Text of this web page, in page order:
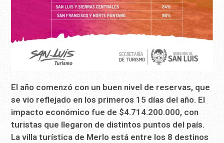
El año comenzó con un buen nivel de reservas, que
se vio reflejado en los primeros 15 días del año. El
impacto económico fue de $4.714.200.000, con
turistas que llegaron de distintos puntos del país.
La villa turística de Merlo está entre los 8 destinos